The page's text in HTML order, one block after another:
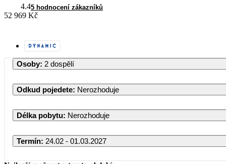
4.45 hodnocení zákazníků
52 969 Kč
Osoby: 2 dospělí
Odkud pojedete: Nerozhoduje
Délka pobytu: Nerozhoduje
Termín: 24.02 - 01.03.2027